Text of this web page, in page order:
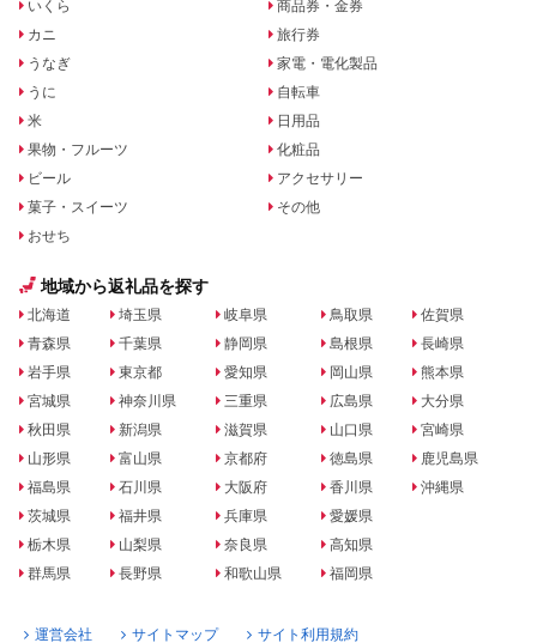
いくら
カニ
うなぎ
うに
米
果物・フルーツ
ビール
菓子・スイーツ
おせち
商品券・金券
旅行券
家電・電化製品
自転車
日用品
化粧品
アクセサリー
その他
地域から返礼品を探す
北海道
青森県
岩手県
宮城県
秋田県
山形県
福島県
茨城県
栃木県
群馬県
埼玉県
千葉県
東京都
神奈川県
新潟県
富山県
石川県
福井県
山梨県
長野県
岐阜県
静岡県
愛知県
三重県
滋賀県
京都府
大阪府
兵庫県
奈良県
和歌山県
鳥取県
島根県
岡山県
広島県
山口県
徳島県
香川県
愛媛県
高知県
福岡県
佐賀県
長崎県
熊本県
大分県
宮崎県
鹿児島県
沖縄県
運営会社 サイトマップ サイト利用規約